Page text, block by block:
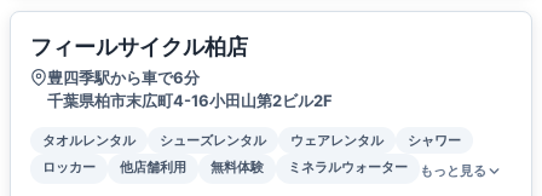
フィールサイクル柏店
豊四季駅から車で6分
千葉県柏市末広町4-16小田山第2ビル2F
タオルレンタル シューズレンタル ウェアレンタル
シャワー
ロッカー
他店舗利用 無料体験 ミネラルウォーター もっと見る